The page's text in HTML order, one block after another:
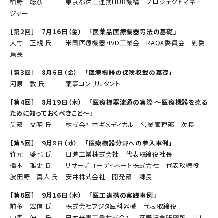
ジャー
［第2回］ 7月16日（金） 「医薬品医療機器等法の基礎」
大竹 正規 氏 米国医療機器・IVD工業会 RAQA委員会 副委
員長
［第3回］ 8月6日（金） 「医療機器の保険収載の基礎」
河原 敦 氏 薬事コンサルタント
［第4回］ 8月19日（木） 「医療機器流通の実際 ～医療機器を売る
ために知っておくべきこと～」
矢部 文明 氏 株式会社ホギメディカル 営業管理部 次長
［第5回］ 9月8日（水） 「医療機器分野への参入事例」
竹元 盛也 氏 日進工業株式会社 代表取締役社長
橋本 雅史 氏 リサーチコーディネート株式会社 代表取締役
波田野 真人 氏 安井株式会社 開発部 課長
［第6回］ 9月16日（木） 「医工連携の実践事例」
前多 宏信 氏 株式会社フジタ医科器械 代表取締役